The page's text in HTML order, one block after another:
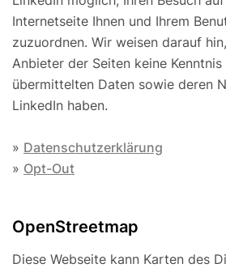
Internetseite Ihnen und Ihrem
zuzuordnen. Wir weisen darauf
Anbieter der Seiten keine
übermittelten Daten sowie deren
LinkedIn haben.
» Datenschutzerklärung
» Opt-Out
OpenStreetmap
Diese Webseite kann Karten des